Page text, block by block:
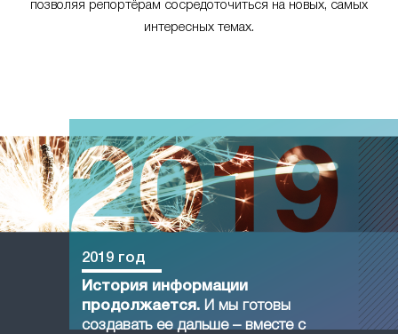
позволяя репортёрам сосредоточиться на новых, самых
интересных темах.
2019 год
История информации
продолжается. И мы готовы
создавать ее дальше – вместе с